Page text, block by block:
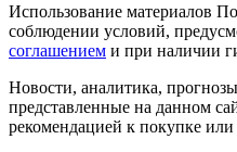
Использование материалов
соблюдении условий,
соглашением и при наличии
Новости, аналитика,
представленные на данном
рекомендацией к покупке